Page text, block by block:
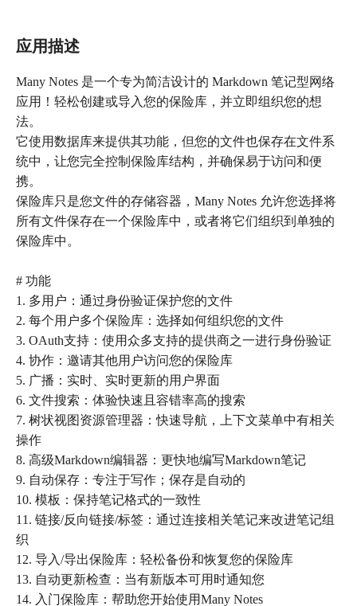
应用描述
Many Notes 是一个专为简洁设计的 Markdown 笔记型网络
应用！轻松创建或导入您的保险库，并立即组织您的想
法。
它使用数据库来提供其功能，但您的文件也保存在文件系
统中，让您完全控制保险库结构，并确保易于访问和便
携。
保险库只是您文件的存储容器，Many Notes 允许您选择将
所有文件保存在一个保险库中，或者将它们组织到单独的
保险库中。
# 功能
1. 多用户：通过身份验证保护您的文件
2. 每个用户多个保险库：选择如何组织您的文件
3. OAuth支持：使用众多支持的提供商之一进行身份验证
4. 协作：邀请其他用户访问您的保险库
5. 广播：实时、实时更新的用户界面
6. 文件搜索：体验快速且容错率高的搜索
7. 树状视图资源管理器：快速导航，上下文菜单中有相关
操作
8. 高级Markdown编辑器：更快地编写Markdown笔记
9. 自动保存：专注于写作；保存是自动的
10. 模板：保持笔记格式的一致性
11. 链接/反向链接/标签：通过连接相关笔记来改进笔记组
织
12. 导入/导出保险库：轻松备份和恢复您的保险库
13. 自动更新检查：当有新版本可用时通知您
14. 入门保险库：帮助您开始使用Many Notes